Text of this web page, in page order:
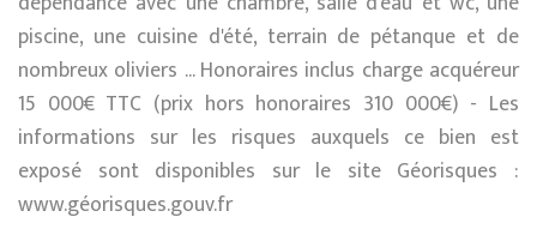
piscine, une cuisine d'été, terrain de pétanque et de
nombreux oliviers ... Honoraires inclus charge acquéreur
15 000€ TTC (prix hors honoraires 310 000€) - Les
informations sur les risques auxquels ce bien est
exposé sont disponibles sur le site Géorisques :
www.géorisques.gouv.fr